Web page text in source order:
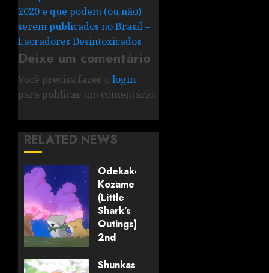
2020 e que podem (ou não)
serem publicados no Brasil –
Lacradores Desintoxicados
Deixe um comentário
Você precisa fazer o login
para publicar um comentário.
RELATED NEWS
Odekake
Kozame
(Little
Shark’s
Outings)
2nd
#1 –
Shunkashuutou